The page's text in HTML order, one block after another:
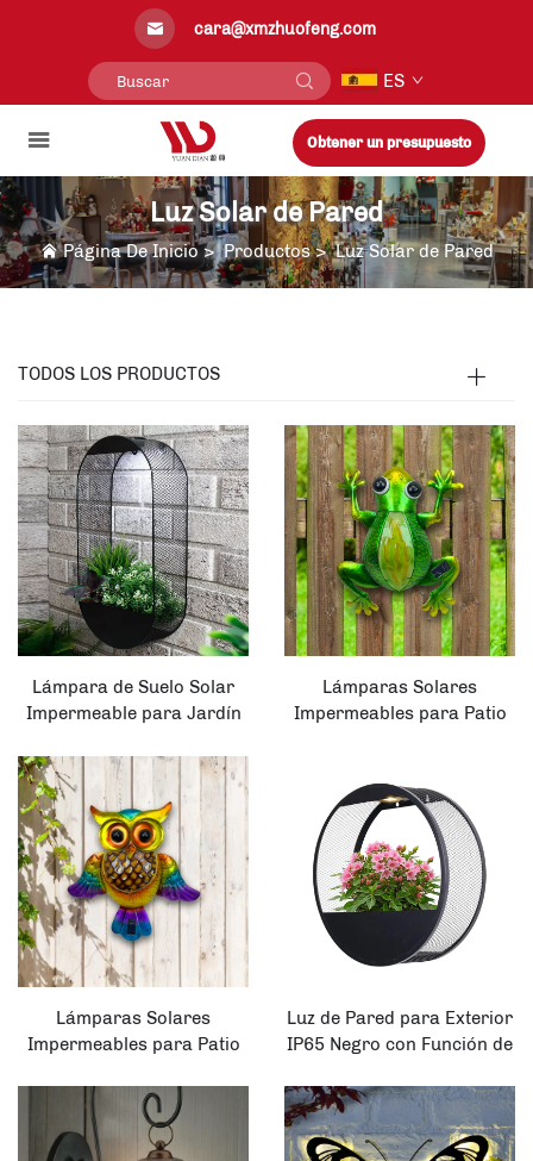
cara@xmzhuofeng.com
ES
Obtener un presupuesto
Luz Solar de Pared
Página De Inicio>Productos>Luz Solar de Pared
TODOS LOS PRODUCTOS
Lámpara de Suelo Solar
Impermeable para Jardín
con Función de Macetero
para Exterior
Lámparas Solares
Impermeables para Patio
como Decoración para
Jardín o Cerca
Lámparas Solares
Impermeables para Patio
Metal y Vidrio Colgantes
como Decoración para
Jardín o Cerca
Luz de Pared para Exterior
IP65 Negro con Función de
Jardín